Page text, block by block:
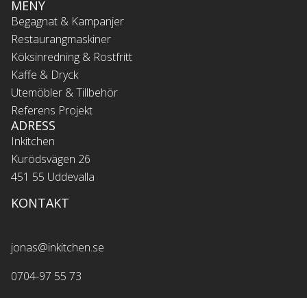
MENY
Begagnat & Kampanjer
Restaurangmaskiner
Köksinredning & Rostfritt
Kaffe & Dryck
Utemöbler & Tillbehör
Referens Projekt
ADRESS
Inkitchen
Kurödsvägen 26
451 55 Uddevalla
KONTAKT
jonas@inkitchen.se
0704-97 55 73